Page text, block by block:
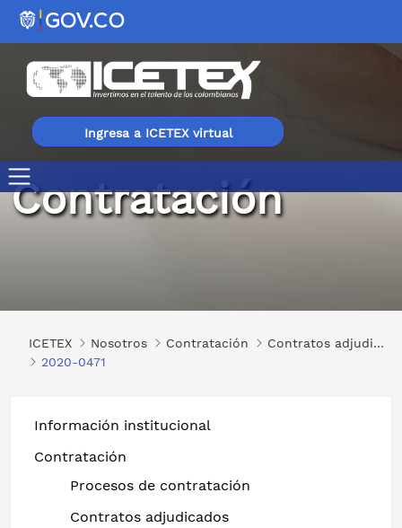
Ingresa a ICETEX virtual
2020-0471
Contratación
ICETEX Nosotros Contratación
Contratos adjudicados
2020-0471
Información institucional
Contratación
Procesos de contratación
Contratos adjudicados